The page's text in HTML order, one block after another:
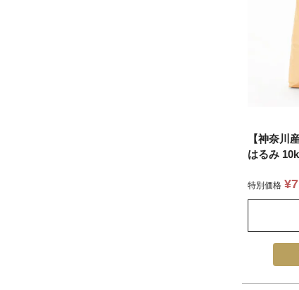
【神奈川
はるみ
特別価格 ¥